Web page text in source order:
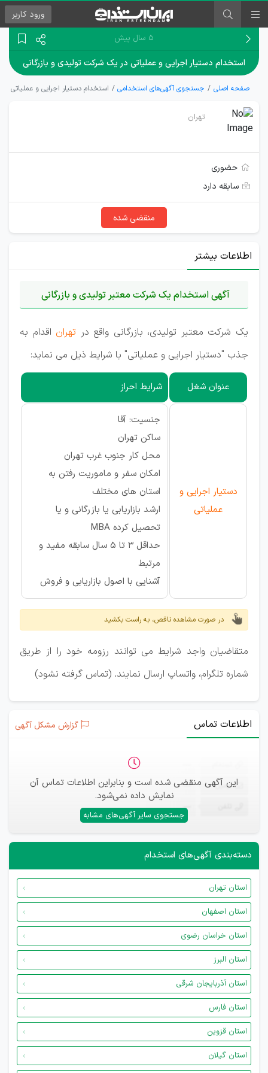
ورود کاربر
۵ سال پیش
استخدام دستیار اجرایی و عملیاتی در یک شرکت تولیدی و بازرگانی
صفحه اصلی جستجوی آگهی‌های استخدامی استخدام دستیار اجرایی و عملیاتی
تهران
حضوری
سابقه دارد
منقضی شده
اطلاعات بیشتر
آگهی استخدام یک شرکت معتبر تولیدی و بازرگانی
یک شرکت معتبر تولیدی، بازرگانی واقع در تهران اقدام به
جذب "دستیار اجرایی و عملیاتی" با شرایط ذیل می نماید:
عنوان شغل شرایط احراز
دستیار اجرایی و
عملیاتی
جنسیت: آقا
ساکن تهران
محل کار جنوب غرب تهران
امکان سفر و ماموریت رفتن به
استان های مختلف
ارشد بازاریابی یا بازرگانی و یا
تحصیل کرده MBA
حداقل 3 تا 5 سال سابقه مفید و
مرتبط
آشنایی با اصول بازاریابی و فروش
در صورت مشاهده ناقص، به راست بکشید
متقاضیان واجد شرایط می توانند رزومه خود را از طریق
شماره تلگرام، واتساپ ارسال نمایند. (تماس گرفته نشود)
اطلاعات تماس گزارش مشکل آگهی
این آگهی منقضی شده است و بنابراین اطلاعات تماس آن
نمایش داده نمی‌شود.
جستجوی سایر آگهی‌های مشابه
ایمیل —
—
دسته‌بندی آگهی‌های استخدام
استان تهران
استان اصفهان
استان خراسان رضوی
استان البرز
استان آذربایجان شرقی
استان فارس
استان قزوین
استان گیلان